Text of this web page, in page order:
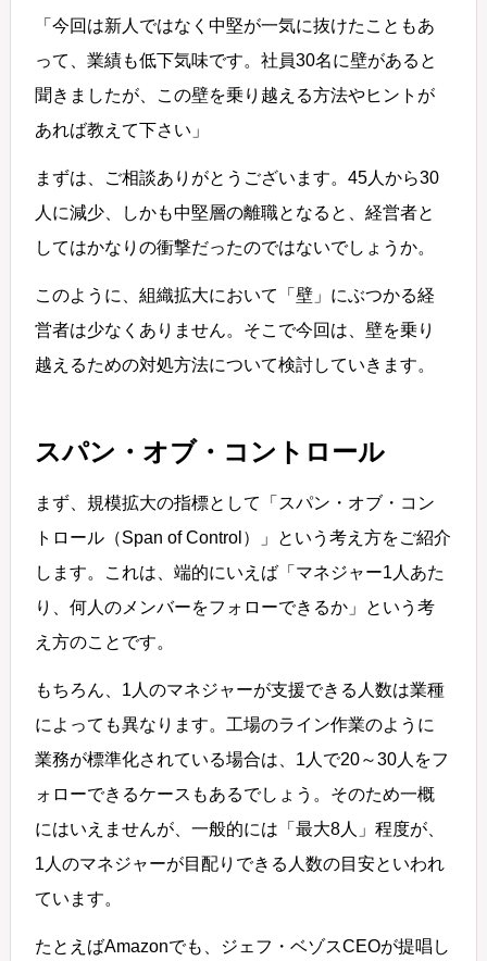
「今回は新人ではなく中堅が一気に抜けたこともあ
って、業績も低下気味です。社員30名に壁があると
聞きましたが、この壁を乗り越える方法やヒントが
あれば教えて下さい」
まずは、ご相談ありがとうございます。45人から30
人に減少、しかも中堅層の離職となると、経営者と
してはかなりの衝撃だったのではないでしょうか。
このように、組織拡大において「壁」にぶつかる経
営者は少なくありません。そこで今回は、壁を乗り
越えるための対処方法について検討していきます。
スパン・オブ・コントロール
まず、規模拡大の指標として「スパン・オブ・コン
トロール（Span of Control）」という考え方をご紹介
します。これは、端的にいえば「マネジャー1人あた
り、何人のメンバーをフォローできるか」という考
え方のことです。
もちろん、1人のマネジャーが支援できる人数は業種
によっても異なります。工場のライン作業のように
業務が標準化されている場合は、1人で20～30人をフ
ォローできるケースもあるでしょう。そのため一概
にはいえませんが、一般的には「最大8人」程度が、
1人のマネジャーが目配りできる人数の目安といわれ
ています。
たとえばAmazonでも、ジェフ・ベゾスCEOが提唱し